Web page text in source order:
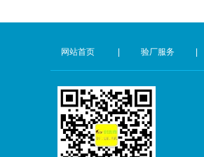
ICTI验厂
网站首页 | 验厂服务 |